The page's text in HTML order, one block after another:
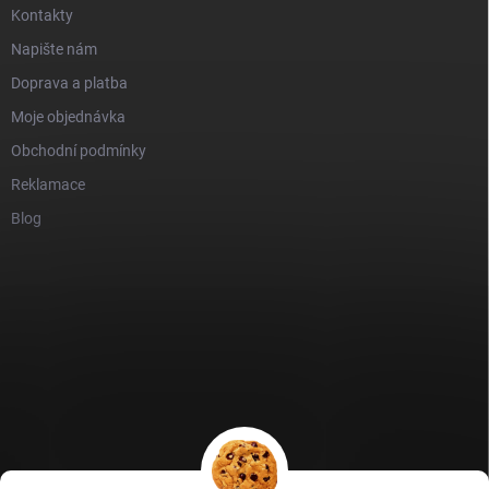
Kontakty
Napište nám
Doprava a platba
Moje objednávka
Obchodní podmínky
Reklamace
Blog